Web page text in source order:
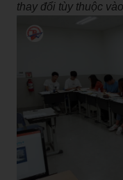
thay đổi tùy thuộc